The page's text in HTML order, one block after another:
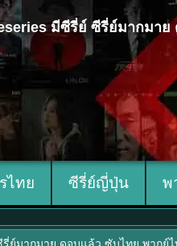
มีซีรี่ย์ ซีรี่ย์มากมา
ไทย ซีรี่ย์ญี่ปุ่น พ